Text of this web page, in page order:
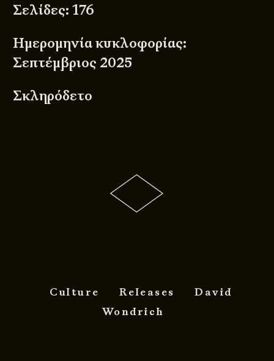
Σελίδες: 176
Ημερομηνία κυκλοφορίας:
Σεπτέμβριος 2025
Σκληρόδετο
Culture Releases
David
Wondrich